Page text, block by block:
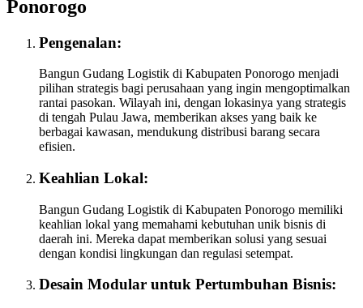
Ponorogo
Pengenalan:
Bangun Gudang Logistik di Kabupaten Ponorogo menjadi
pilihan strategis bagi perusahaan yang ingin mengoptimalkan
rantai pasokan. Wilayah ini, dengan lokasinya yang strategis
di tengah Pulau Jawa, memberikan akses yang baik ke
berbagai kawasan, mendukung distribusi barang secara
efisien.
Keahlian Lokal:
Bangun Gudang Logistik di Kabupaten Ponorogo memiliki
keahlian lokal yang memahami kebutuhan unik bisnis di
daerah ini. Mereka dapat memberikan solusi yang sesuai
dengan kondisi lingkungan dan regulasi setempat.
Desain Modular untuk Pertumbuhan Bisnis: